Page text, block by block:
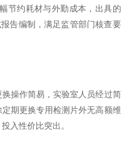
节约耗材与外勤成本，出具的
告编制，满足监管部门核查要
操作简易，实验室人员经过简
期更换专用检测片外无高额维
入性价比突出。